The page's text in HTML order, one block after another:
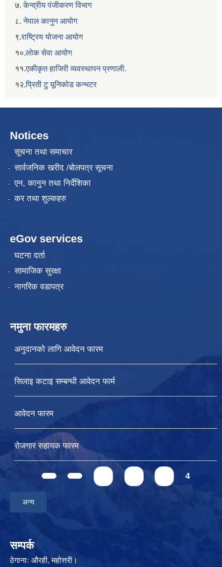
७.केन्द्रीय पंजीकरण विभाग
८.नेपाल कानुन आयोग
९.राष्ट्रिय योजना आयोग
१०.लोक सेवा आयोग
११.एकीकृत हाजिरी व्यवस्थापन प्रणाली.
१२.प्रिती टु यूनिकोड कन्भटर
Notices
सूचना तथा समाचार
सार्वजनिक खरीद /बोलपत्र सूचना
एन, कानुन तथा निर्देशिका
कर तथा शुल्कहरु
eGov services
घटना दर्ता
सामाजिक सुरक्षा
नागरिक वडापत्र
नमुना फारमहरु
अनुदानको लागि आवेदन फारम
सिलाइ कटाइ सम्बन्धी आवेदन फार्म
आवेदन फारम
रोजगार सहायक फारम
Pages 4
अन्य
सम्पर्क
ठेगानाः औरही, महोत्तरी।